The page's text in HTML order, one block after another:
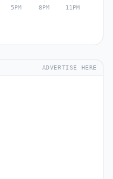
ADVERTISE HERE